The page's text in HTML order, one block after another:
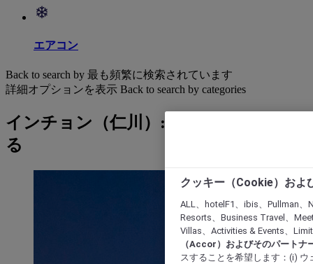
エアコン
Back to search by 最も頻繁に検索されています
詳細オプションを表示 Back to search by categories
インチョン（仁川）: ホテルを検索す
る
クッキー（Cookie）およ
ALL、hotelF1、ibis、Pullman
Resorts、Business Travel、
Villas、Activities & Events、
（Accor）およびそのパートナ
スすることを希望します：(i)